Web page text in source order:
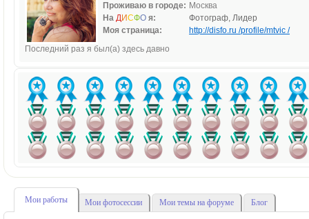
Проживаю в городе: Москва
На ДИСФО я:
Фотограф, Лидер
Моя страница:
http://disfo.ru /profile/mtvic /
Последний раз я был(а) здесь давно
Мои работы Мои фотосессии Мои темы на форуме Блог